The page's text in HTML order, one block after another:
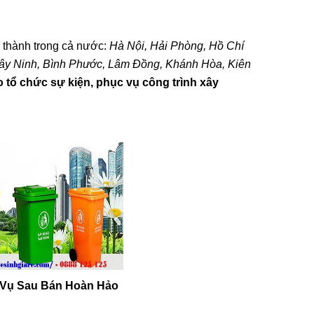
trong cả nước: Hà Nội, Hải Phòng, Hồ Chí
Ninh, Bình Phước, Lâm Đồng, Khánh Hòa, Kiên
tổ chức sự kiện, phục vụ công trình xây
Sau Bán Hoàn Hảo
Giá
Vệ Sinh
Mọi
-20%
Di
UY TÍN